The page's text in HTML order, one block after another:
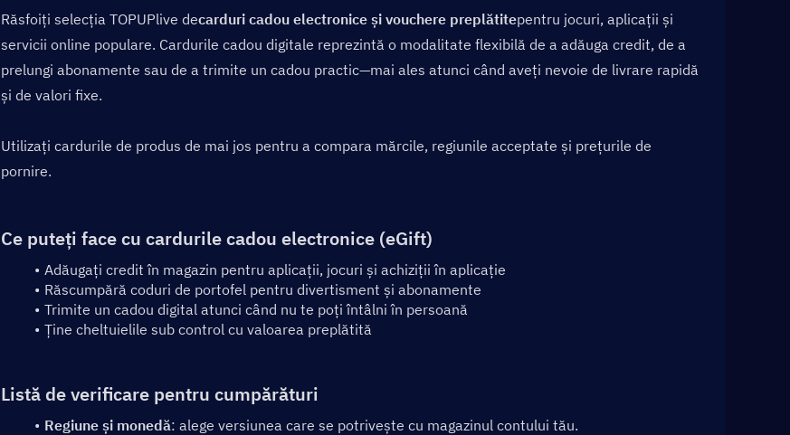
Răsfoiți selecția TOPUPlive decarduri cadou electronice și vouchere preplătitepentru jocuri, aplicații și
servicii online populare. Cardurile cadou digitale reprezintă o modalitate flexibilă de a adăuga credit, de a
prelungi abonamente sau de a trimite un cadou practic—mai ales atunci când aveți nevoie de livrare rapidă
și de valori fixe.
Utilizați cardurile de produs de mai jos pentru a compara mărcile, regiunile acceptate și prețurile de
pornire.
Ce puteți face cu cardurile cadou electronice (eGift)
Adăugați credit în magazin pentru aplicații, jocuri și achiziții în aplicație
Răscumpără coduri de portofel pentru divertisment și abonamente
Trimite un cadou digital atunci când nu te poți întâlni în persoană
Ține cheltuielile sub control cu valoarea preplătită
Listă de verificare pentru cumpărături
Regiune și monedă: alege versiunea care se potrivește cu magazinul contului tău.